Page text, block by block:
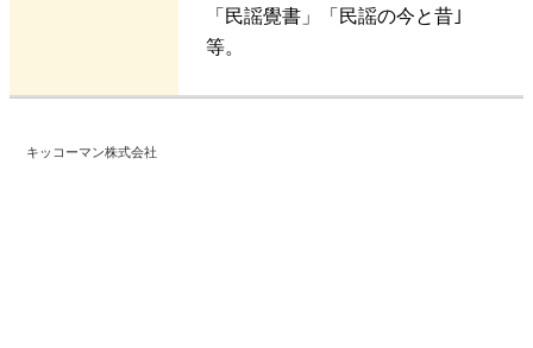
「民謡覺書」「民謡の今と昔｣
等。
キッコーマン株式会社